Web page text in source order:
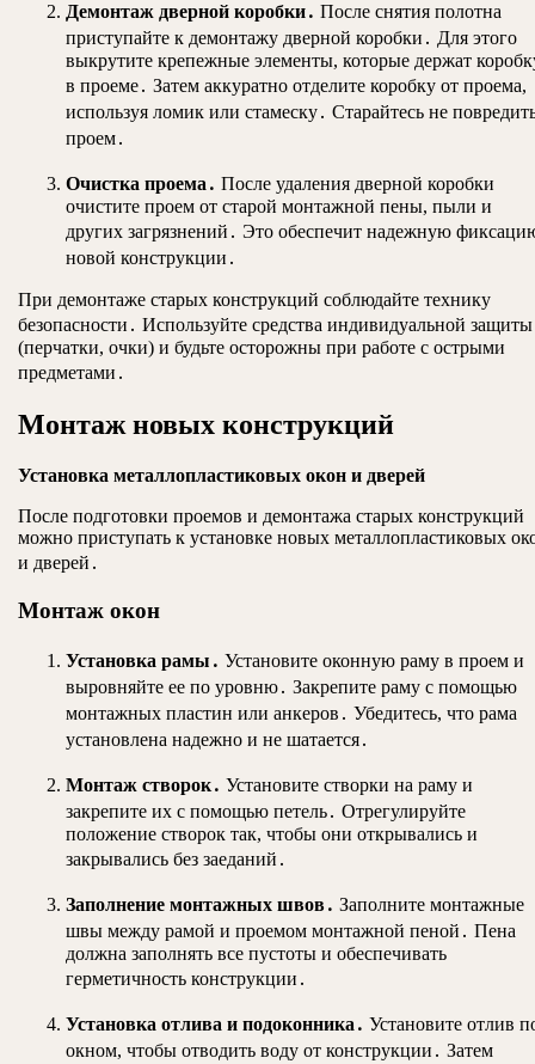
Демонтаж дверной коробки․ После снятия полотна
приступайте к демонтажу дверной коробки․ Для этого
выкрутите крепежные элементы, которые держат
в проеме․ Затем аккуратно отделите коробку от проема,
используя ломик или стамеску․ Старайтесь не
проем․
Очистка проема․ После удаления дверной коробки
очистите проем от старой монтажной пены, пыли и
других загрязнений․ Это обеспечит надежную
новой конструкции․
При демонтаже старых конструкций соблюдайте технику
безопасности․ Используйте средства индивидуальной защиты
(перчатки, очки) и будьте осторожны при работе с острыми
предметами․
Монтаж новых конструкций
Установка металлопластиковых окон и дверей
После подготовки проемов и демонтажа старых конструкций
можно приступать к установке новых металлопластиковых
и дверей․
Монтаж окон
Установка рамы․ Установите оконную раму в проем и
выровняйте ее по уровню․ Закрепите раму с помощью
монтажных пластин или анкеров․ Убедитесь, что рама
установлена надежно и не шатается․
Монтаж створок․ Установите створки на раму и
закрепите их с помощью петель․ Отрегулируйте
положение створок так, чтобы они открывались и
закрывались без заеданий․
Заполнение монтажных швов․ Заполните монтажные
швы между рамой и проемом монтажной пеной․ Пена
должна заполнять все пустоты и обеспечивать
герметичность конструкции․
Установка отлива и подоконника․ Установите отлив
окном, чтобы отводить воду от конструкции․ Затем